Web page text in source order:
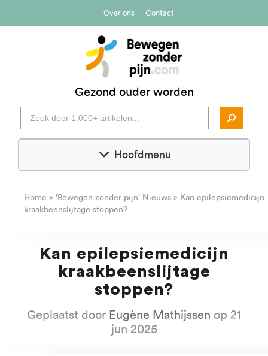
Over ons Contact
Gezond ouder worden
Hoofdmenu
Home » 'Bewegen zonder pijn' Nieuws » Kan epilepsiemedicijn
kraakbeenslijtage stoppen?
Kan epilepsiemedicijn
kraakbeenslijtage
stoppen?
Geplaatst door Eugène Mathijssen op 21
jun 2025